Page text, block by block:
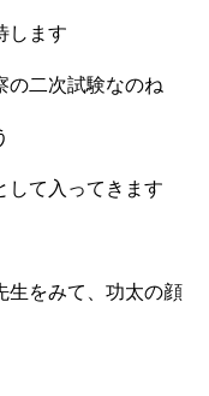
します
の二次試験なのね
して入ってきます
生をみて、功太の顔